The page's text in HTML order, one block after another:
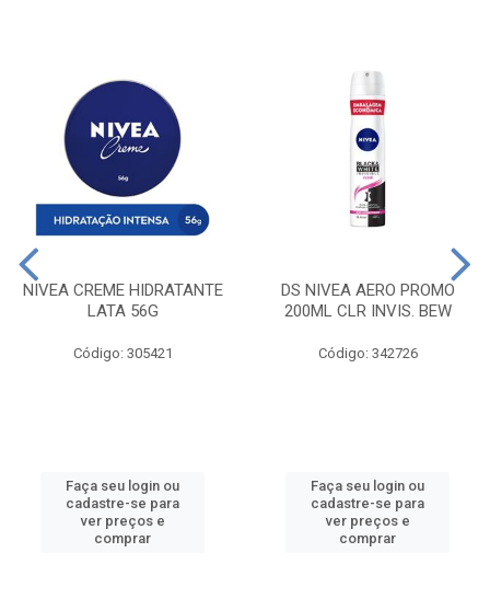
NIVEA CREME HIDRATANTE
LATA 56G
Código: 305421
Faça seu login ou
cadastre-se para
ver preços e
comprar
DS NIVEA AERO PROMO
200ML CLR INVIS. BEW
Código: 342726
Faça seu login ou
cadastre-se para
ver preços e
comprar